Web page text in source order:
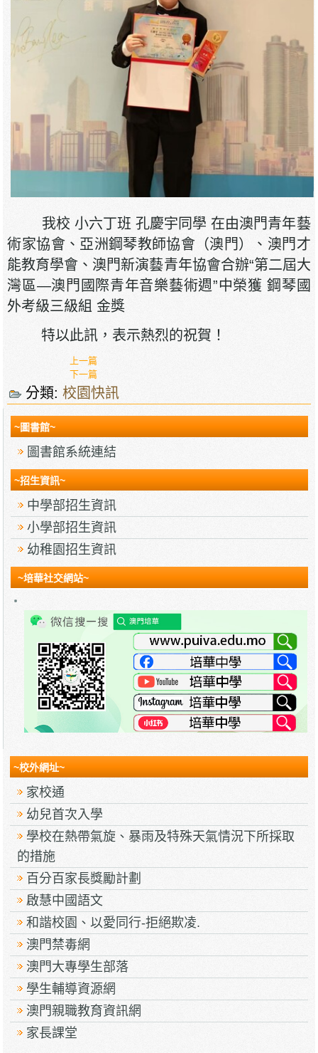
我校 小六丁班 孔慶宇同學 在由澳門青年藝
術家協會、亞洲鋼琴教師協會（澳門）、澳門才
能教育學會、澳門新演藝青年協會合辦“第二屆大
灣區―澳門國際青年音樂藝術週”中榮獲 鋼琴國
外考級三級組 金獎
特以此訊，表示熱烈的祝賀！
上一篇
下一篇
分類:校園快訊
~圖書館~
圖書館系統連結
~招生資訊~
中學部招生資訊
小學部招生資訊
幼稚園招生資訊
~培華社交網站~
~校外網址~
家校通
幼兒首次入學
學校在熱帶氣旋、暴雨及特殊天氣情況下所採取
的措施
百分百家長獎勵計劃
啟慧中國語文
和諧校園、以愛同行-拒絕欺凌.
澳門禁毒網
澳門大專學生部落
學生輔導資源網
澳門親職教育資訊網
家長課堂